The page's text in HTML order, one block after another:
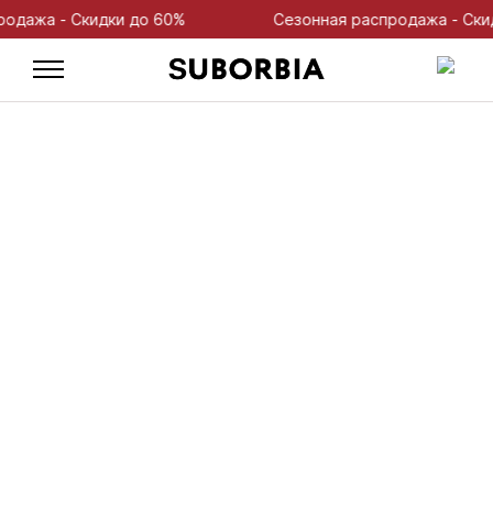
- Скидки до 60% Сезонная распродажа - Скидки